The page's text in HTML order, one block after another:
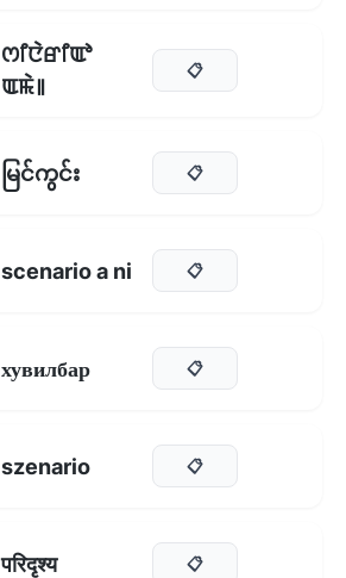
ꯁꯤꯅꯥꯔꯤꯑꯣ
ꯑꯃꯥ꯫
📋
မြင်ကွင်း 📋
scenario a ni 📋
хувилбар 📋
szenario 📋
परिदृश्य 📋